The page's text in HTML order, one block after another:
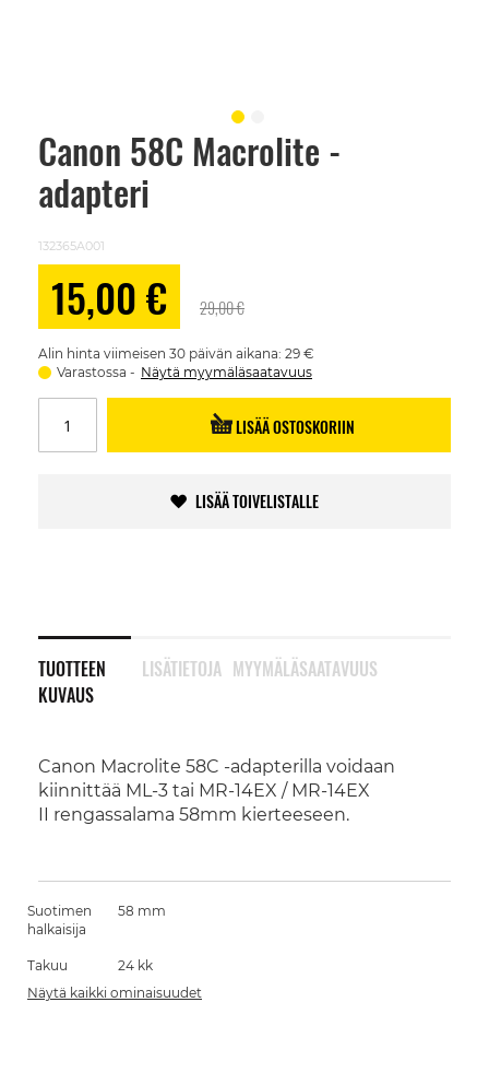
Canon 58C Macrolite -
adapteri
132365A001
15,00 € 29,00 €
Alin hinta viimeisen 30 päivän aikana: 29 €
Varastossa
Näytä myymäläsaatavuus
LISÄÄ OSTOSKORIIN
LISÄÄ TOIVELISTALLE
TUOTTEEN
KUVAUS
Canon Macrolite 58C -adapterilla voidaan
kiinnittää ML-3 tai MR-14EX / MR-14EX
II rengassalama 58mm kierteeseen.
LISÄTIETOJA MYYMÄLÄSAATAVUUS
Skip
beginning
images
gallery
Suotimen
halkaisija
58 mm
Takuu
24 kk
Näytä kaikki ominaisuudet